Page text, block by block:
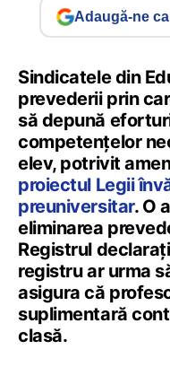
Adaugă-ne
Sindicatele din
prevederii prin
să depună
competențelor
elev, potrivit
proiectul Legii
preuniversitar. O
eliminarea
Registrul
registru ar urma
asigura că
suplimentară
clasă.